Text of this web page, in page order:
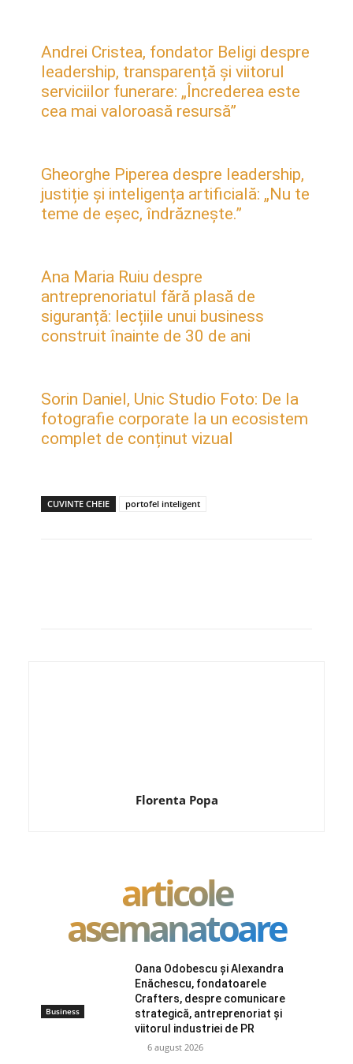
Andrei Cristea, fondator Beligi despre
leadership, transparență și viitorul
serviciilor funerare: „Încrederea este
cea mai valoroasă resursă”
Gheorghe Piperea despre leadership,
justiție și inteligența artificială: „Nu te
teme de eșec, îndrăznește.”
Ana Maria Ruiu despre
antreprenoriatul fără plasă de
siguranță: lecțiile unui business
construit înainte de 30 de ani
Sorin Daniel, Unic Studio Foto: De la
fotografie corporate la un ecosistem
complet de conținut vizual
CUVINTE CHEIE portofel inteligent
Florenta Popa
articole
asemanatoare
Business
Oana Odobescu și Alexandra
Enăchescu, fondatoarele
Crafters, despre comunicare
strategică, antreprenoriat și
viitorul industriei de PR
6 august 2026